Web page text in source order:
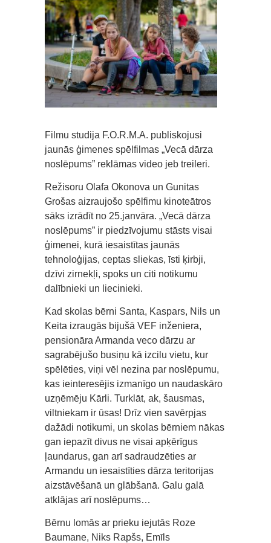
Filmu studija F.O.R.M.A. publiskojusi
jaunās ģimenes spēlfilmas „Vecā dārza
noslēpums” reklāmas video jeb treileri.
Režisoru Olafa Okonova un Gunitas
Grošas aizraujošo spēlfimu kinoteātros
sāks izrādīt no 25.janvāra. „Vecā dārza
noslēpums” ir piedzīvojumu stāsts visai
ģimenei, kurā iesaistītas jaunās
tehnoloģijas, ceptas sliekas, īsti ķirbji,
dzīvi zirnekļi, spoks un citi notikumu
dalībnieki un liecinieki.
Kad skolas bērni Santa, Kaspars, Nils un
Keita izraugās bijušā VEF inženiera,
pensionāra Armanda veco dārzu ar
sagrabējušo busiņu kā izcilu vietu, kur
spēlēties, viņi vēl nezina par noslēpumu,
kas ieinteresējis izmanīgo un naudaskāro
uzņēmēju Kārli. Turklāt, ak, šausmas,
viltniekam ir ūsas! Drīz vien savērpjas
dažādi notikumi, un skolas bērniem nākas
gan iepazīt divus ne visai apķērīgus
ļaundarus, gan arī sadraudzēties ar
Armandu un iesaistīties dārza teritorijas
aizstāvēšanā un glābšanā. Galu galā
atklājas arī noslēpums…
Bērnu lomās ar prieku iejutās Roze
Baumane, Niks Rapšs, Emīls